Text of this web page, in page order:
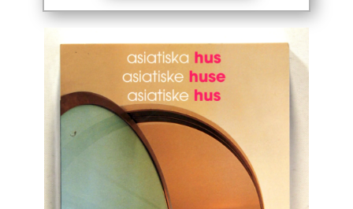
Drikkevare / Øl / Vin
Erhverv
Europa
Fantasy / Sciencefiction